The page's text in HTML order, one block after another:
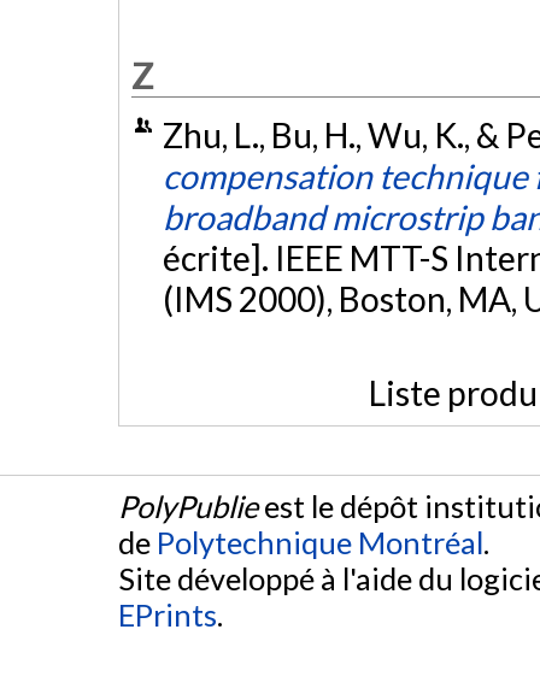
Z
Zhu, L., Bu, H., Wu, K., &
compensation
broadband microstrip
écrite]. IEEE MTT-S
(IMS 2000), Boston, MA,
Liste
PolyPublieest le dépôt
de Polytechnique Montréal.
Site développé à l'aide du
EPrints.